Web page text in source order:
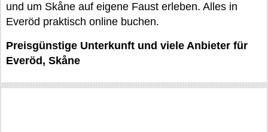
und um Skåne auf eigene Faust erleben. Alles in
Everöd praktisch online buchen.
Preisgünstige Unterkunft und viele Anbieter für
Everöd, Skåne